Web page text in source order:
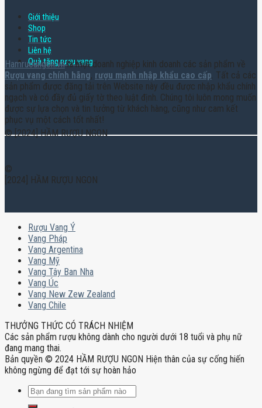
Giới thiệu
Shop
Tin tức
Liên hệ
Quà tặng rượu vang
Hamruoungon.vnlà một doanh nghiệp kinh doanh các sản phẩm về
Rượu vang chính hãng, rượu mạnh nhập khẩu cao cấp. Tất cả các
sản phẩm được đăng tải trên Website này đều được nhập khẩu chính
ngạch và có đầy đủ giấy tờ theo luật định. Chúng tôi luôn mong muốn
được sự lựa chọn và tin tưởng từ khách hàng, cũng như cam kết
phục vụ một cách tốt nhất!
© [2024] HẦM RƯỢU NGON
©
[2024] HẦM RƯỢU NGON
Rượu Vang Ý
Vang Pháp
Vang Argentina
Vang Mỹ
Vang Tây Ban Nha
Vang Úc
Vang New Zew Zealand
Vang Chile
THƯỞNG THỨC CÓ TRÁCH NHIỆM
Các sản phẩm rượu không dành cho người dưới 18 tuổi và phụ nữ
đang mang thai.
Bản quyền © 2024 HẦM RƯỢU NGON Hiện thân của sự cống hiến
không ngừng để đạt tới sự hoàn hảo
Tìm